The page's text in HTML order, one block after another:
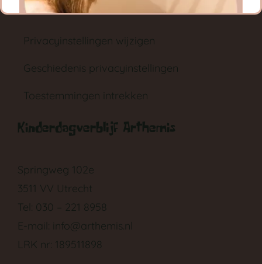
Privacy instellingen
Privacyinstellingen wijzigen
Geschiedenis privacyinstellingen
Toestemmingen intrekken
Kinderdagverblijf Arthemis
Springweg 102e
3511 VV Utrecht
Tel: 030 – 221 8958
E-mail: info@arthemis.nl
LRK nr: 189511898